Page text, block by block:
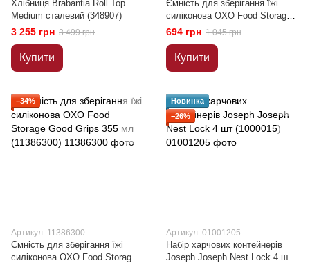
Хлібниця Brabantia Roll Top
Medium сталевий (348907)
3 255 грн 3 499 грн
Купити
Ємність для зберігання їжі
силіконова OXO Food Storage
Good Grips 355 мл (11386000)
694 грн 1 045 грн
Купити
−34%
Артикул: 11386300
Ємність для зберігання їжі
силіконова OXO Food Storage
Новинка
−26%
Артикул: 01001205
Набір харчових контейнерів
Joseph Joseph Nest Lock 4 шт